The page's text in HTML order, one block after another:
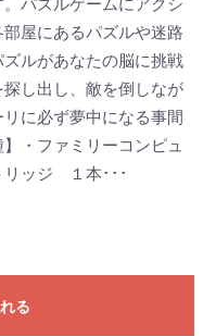
。パズルゲームにアクシ
屋にあるパズルや迷路
ルがあなたの脳に挑戦
し出し、敵を倒しなが
に必ず夢中になる事間
・ファミリーコンピュ
リッジ １本･･･
る